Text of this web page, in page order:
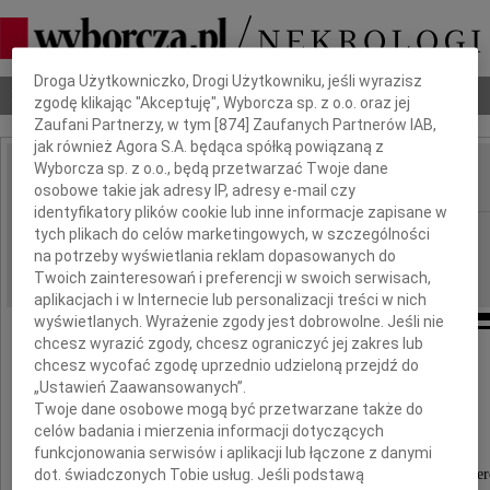
Nekrologi Odeszli Poradnik pogrzebowy
IMIĘ I NAZWISKO:
REGION: cała Polska
DATA EMISJI: 08.02.2010
Szymonowi Gutkowskiemu
naszemu Przyjacielowi i Partnerowi
wyrazy najgłębszego współczucia z powodu
Dbamy o Twoją prywatność
Droga Użytkowniczko, Drogi Użytkowniku, jeśli wyrazisz
zgodę klikając "Akceptuję", Wyborcza sp. z o.o. oraz jej
Zaufani Partnerzy, w tym [874 ] Zaufanych Partnerów IAB,
jak również Agora S.A. będąca spółką powiązaną z
Wyborcza sp. z o.o., będą przetwarzać Twoje dane
osobowe takie jak adresy IP, adresy e-mail czy
identyfikatory plików cookie lub inne informacje zapisane w
tych plikach do celów marketingowych, w szczególności
na potrzeby wyświetlania reklam dopasowanych do
Twoich zainteresowań i preferencji w swoich serwisach,
aplikacjach i w Internecie lub personalizacji treści w nich
wyświetlanych. Wyrażenie zgody jest dobrowolne. Jeśli nie
chcesz wyrazić zgody, chcesz ograniczyć jej zakres lub
chcesz wycofać zgodę uprzednio udzieloną przejdź do
„Ustawień Zaawansowanych”.
Twoje dane osobowe mogą być przetwarzane także do
celów badania i mierzenia informacji dotyczących
funkcjonowania serwisów i aplikacji lub łączone z danymi
dot. świadczonych Tobie usług. Jeśli podstawą